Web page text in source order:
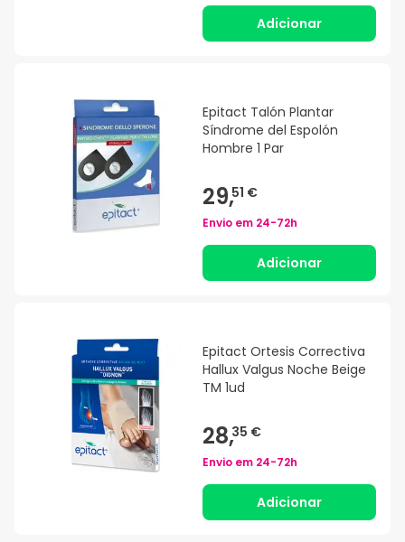
Adicionar
Epitact Talón Plantar
Síndrome del Espolón
Hombre 1 Par
29,51 €
Envio em 24-72h
Adicionar
Epitact Ortesis Correctiva
Hallux Valgus Noche Beige
TM 1ud
28,35 €
Envio em 24-72h
Adicionar